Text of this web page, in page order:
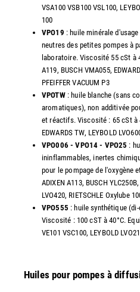
VSA100 VSB100 VSL100,
100
VPO19 : huile minérale
neutres des petites pompes à
laboratoire. Viscosité 55 cSt à
A119, BUSCH VMA055,
PFEIFFER VACUUM P3
VPOTW: huile blanche (sans
aromatiques), non additivée
et réactifs. Viscosité : 65 cSt à
EDWARDS TW, LEYBOLD
VPO006 - VPO14 - VPO25 :
ininflammables, inertes
pour le pompage de l'oxygène
ADIXEN A113, BUSCH
LVO420, RIETSCHLE Oxylube
VPO555 : huile synthétique
Viscosité : 100 cST à 40°C.
VE101 VSC100, LEYBOLD
Huiles pour pompes à